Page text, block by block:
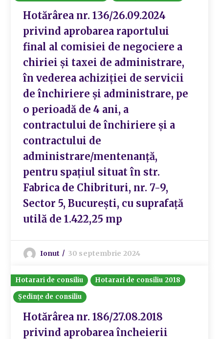
Hotărârea nr. 136/26.09.2024
privind aprobarea raportului
final al comisiei de negociere a
chiriei și taxei de administrare,
în vederea achiziției de servicii
de închiriere și administrare, pe
o perioadă de 4 ani, a
contractului de închiriere și a
contractului de
administrare/mentenanță,
pentru spațiul situat în str.
Fabrica de Chibrituri, nr. 7-9,
Sector 5, București, cu suprafață
utilă de 1.422,25 mp
Ionut 30 septembrie 2024
Hotarari de consiliu
Hotarari de consiliu 2018
Ședințe de consiliu
Hotărârea nr. 186/27.08.2018
privind aprobarea încheierii